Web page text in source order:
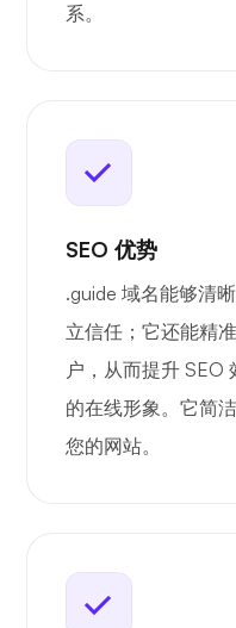
系。
SEO 优势
.guide 域名能够清
立信任；它还能精
户，从而提升 SEO
的在线形象。它简
您的网站。